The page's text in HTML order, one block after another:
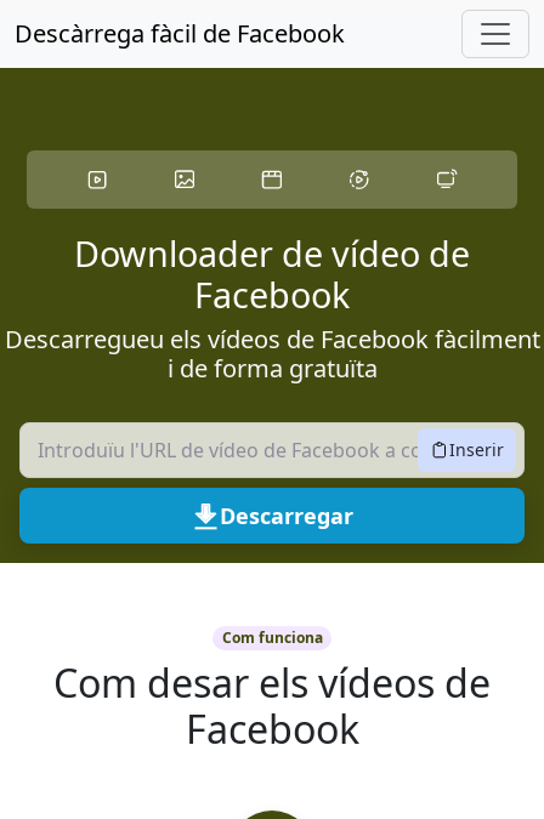
Descàrrega fàcil de Facebook
Downloader de vídeo de
Facebook
Descarregueu els vídeos de Facebook fàcilment
i de forma gratuïta
Inserir
Descarregar
Com funciona
Com desar els vídeos de
Facebook